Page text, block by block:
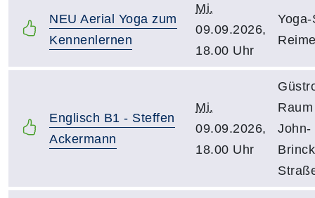
NEU Aerial Yoga zum
Kennenlernen
Mi.
09.09.2026,
18.00 Uhr
Englisch B1 - Steffen
Ackermann
Mi.
09.09.2026,
18.00 Uhr
John-